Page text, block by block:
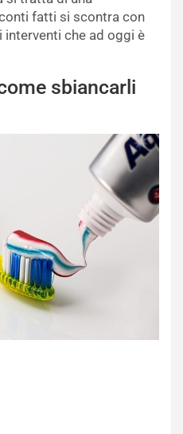
fatti si scontra con
interventi che ad oggi è
sbiancarli